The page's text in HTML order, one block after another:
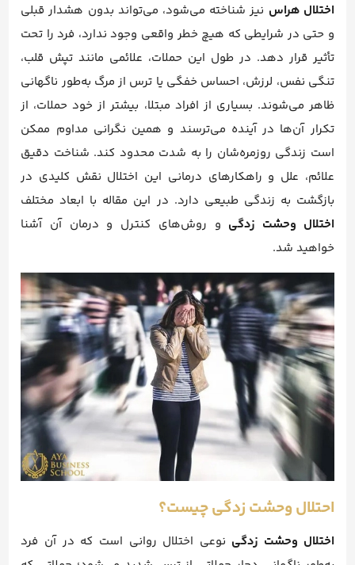
اختلال هراس نیز شناخته می‌شود، می‌تواند بدون هشدار قبلی
و حتی در شرایطی که هیچ خطر واقعی وجود ندارد، فرد را تحت
تأثیر قرار دهد. در طول این حملات، علائمی مانند تپش قلب،
تنگی نفس، لرزش، احساس خفگی یا ترس از مرگ به‌طور ناگهانی
ظاهر می‌شوند. بسیاری از افراد مبتلا، بیشتر از خود حملات، از
تکرار آن‌ها در آینده می‌ترسند و همین نگرانی مداوم ممکن
است زندگی روزمره‌شان را به شدت محدود کند. شناخت دقیق
علائم، علل و راهکارهای درمانی این اختلال نقش کلیدی در
بازگشت به زندگی طبیعی دارد. در این مقاله با ابعاد مختلف
اختلال وحشت زدگی و روش‌های کنترل و درمان آن آشنا
خواهید شد.
احتلال وحشت زدگی چیست؟
اختلال وحشت زدگی نوعی اختلال روانی است که در آن فرد